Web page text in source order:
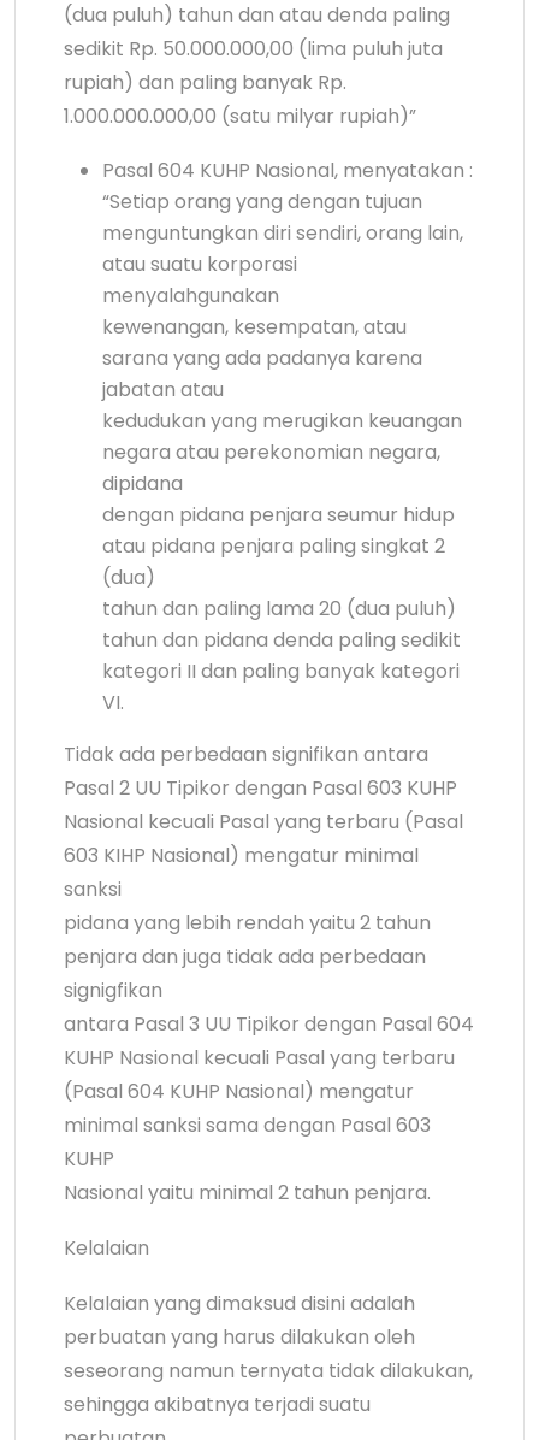
(dua puluh) tahun dan atau denda paling
sedikit Rp. 50.000.000,00 (lima puluh juta
rupiah) dan paling banyak Rp.
1.000.000.000,00 (satu milyar rupiah)”
Pasal 604 KUHP Nasional, menyatakan :
“Setiap orang yang dengan tujuan
menguntungkan diri sendiri, orang lain,
atau suatu korporasi
menyalahgunakan
kewenangan, kesempatan, atau
sarana yang ada padanya karena
jabatan atau
kedudukan yang merugikan keuangan
negara atau perekonomian negara,
dipidana
dengan pidana penjara seumur hidup
atau pidana penjara paling singkat 2
(dua)
tahun dan paling lama 20 (dua puluh)
tahun dan pidana denda paling sedikit
kategori II dan paling banyak kategori
VI.
Tidak ada perbedaan signifikan antara
Pasal 2 UU Tipikor dengan Pasal 603 KUHP
Nasional kecuali Pasal yang terbaru (Pasal
603 KIHP Nasional) mengatur minimal
sanksi
pidana yang lebih rendah yaitu 2 tahun
penjara dan juga tidak ada perbedaan
signigfikan
antara Pasal 3 UU Tipikor dengan Pasal 604
KUHP Nasional kecuali Pasal yang terbaru
(Pasal 604 KUHP Nasional) mengatur
minimal sanksi sama dengan Pasal 603
KUHP
Nasional yaitu minimal 2 tahun penjara.
Kelalaian
Kelalaian yang dimaksud disini adalah
perbuatan yang harus dilakukan oleh
seseorang namun ternyata tidak dilakukan,
sehingga akibatnya terjadi suatu